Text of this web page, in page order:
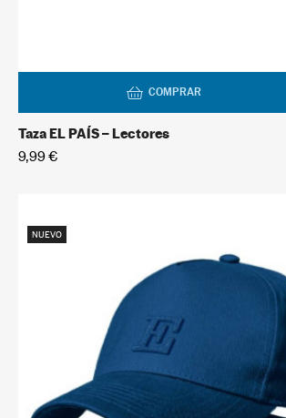
COMPRAR
Taza EL PAÍS – Lectores
9,99 €
NUEVO